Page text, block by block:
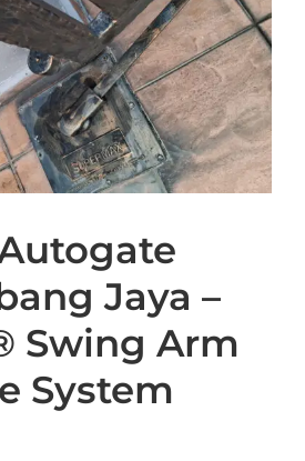
Jaya –
Swing Arm
System